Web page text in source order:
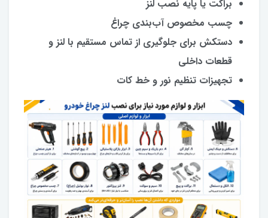
براکت یا پایه نصب لنز
چسب مخصوص آب‌بندی چراغ
دستکش برای جلوگیری از تماس مستقیم با لنز و
قطعات داخلی
تجهیزات تنظیم نور و خط کات